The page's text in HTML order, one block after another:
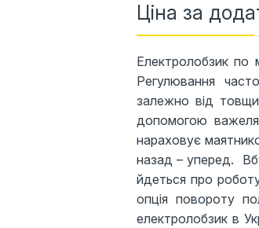
Ціна за
Електролобзик по
Регулювання
залежно від
допомогою
нараховує
назад – уперед.
йдеться про
опція повороту
електролобзик в